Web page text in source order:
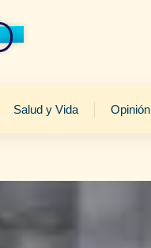
Salud y Vida Opinión